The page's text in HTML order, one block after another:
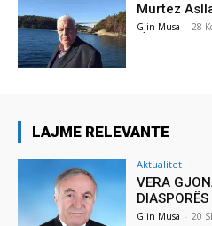
Murtez
Gjin Musa - 28
LAJME RELEVANTE
Aktualitet
VERA
Gjin Musa - 20